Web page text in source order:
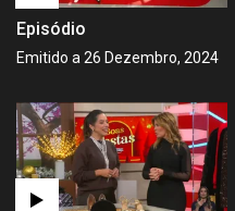
Episódio
Emitido a 26 Dezembro, 2024